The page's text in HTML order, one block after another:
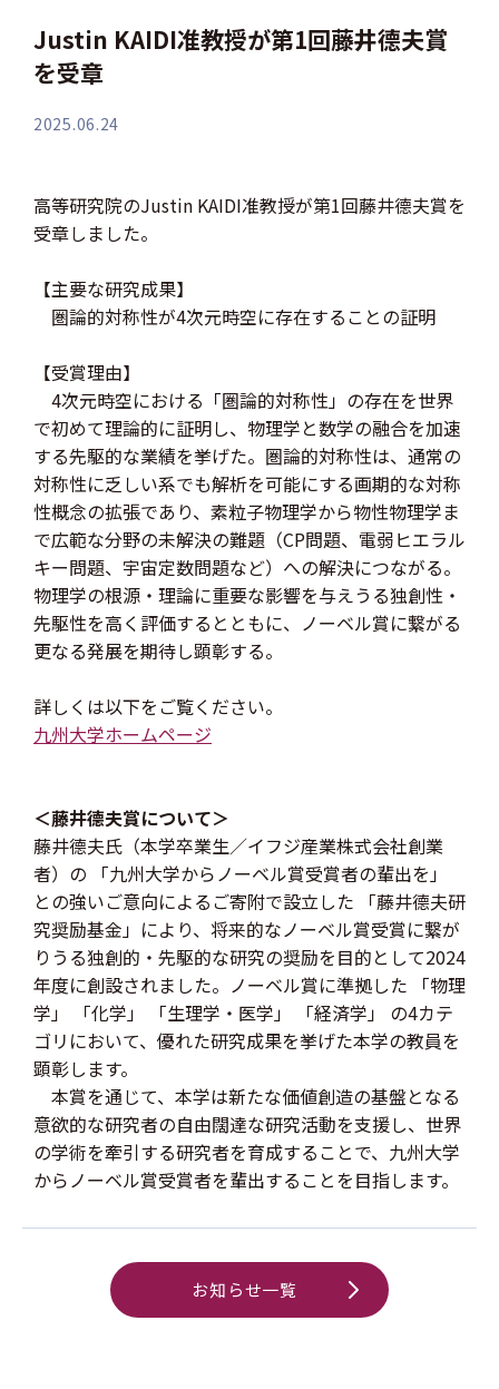
Justin KAIDI准教授が第1回藤井德夫賞
を受章
2025.06.24
高等研究院のJustin KAIDI准教授が第1回藤井德夫賞を
受章しました。
【主要な研究成果】
圏論的対称性が4次元時空に存在することの証明
【受賞理由】
4次元時空における「圏論的対称性」の存在を世界
で初めて理論的に証明し、物理学と数学の融合を加速
する先駆的な業績を挙げた。圏論的対称性は、通常の
対称性に乏しい系でも解析を可能にする画期的な対称
性概念の拡張であり、素粒子物理学から物性物理学ま
で広範な分野の未解決の難題（CP問題、電弱ヒエラル
キー問題、宇宙定数問題など）への解決につながる。
物理学の根源・理論に重要な影響を与えうる独創性・
先駆性を高く評価するとともに、ノーベル賞に繋がる
更なる発展を期待し顕彰する。
詳しくは以下をご覧ください。
九州大学ホームページ
＜藤井德夫賞について＞
藤井德夫氏（本学卒業生／イフジ産業株式会社創業
者）の 「九州大学からノーベル賞受賞者の輩出を」
との強いご意向によるご寄附で設立した 「藤井德夫研
究奨励基金」により、将来的なノーベル賞受賞に繋が
りうる独創的・先駆的な研究の奨励を目的として2024
年度に創設されました。ノーベル賞に準拠した 「物理
学」 「化学」 「生理学・医学」 「経済学」 の4カテ
ゴリにおいて、優れた研究成果を挙げた本学の教員を
顕彰します。
本賞を通じて、本学は新たな価値創造の基盤となる
意欲的な研究者の自由闊達な研究活動を支援し、世界
の学術を牽引する研究者を育成することで、九州大学
からノーベル賞受賞者を輩出することを目指します。
お知らせ一覧